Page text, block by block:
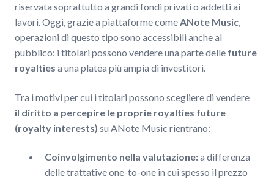
riservata soprattutto a grandi fondi privati o addetti ai
lavori. Oggi, grazie a piattaforme comeANote Music,
operazioni di questo tipo sono accessibili anche al
pubblico: i titolari possono vendere una parte delle future
royalties a una platea più ampia di investitori.
Tra i motivi per cui i titolari possono scegliere di vendere
il diritto a percepire le proprie royalties future
(royalty interests) su ANote Music rientrano:
Coinvolgimento nella valutazione:a differenza
delle trattative one-to-one in cui spesso il prezzo